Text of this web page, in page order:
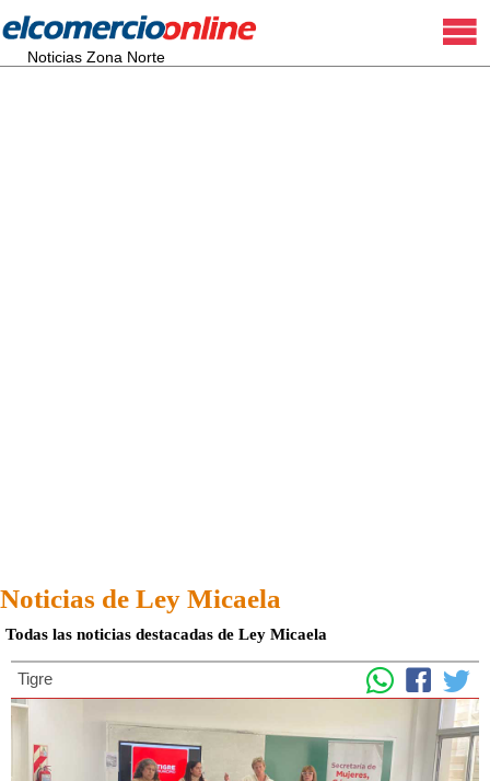
Noticias Zona Norte
Noticias de Ley Micaela
Todas las noticias destacadas de Ley Micaela
Tigre